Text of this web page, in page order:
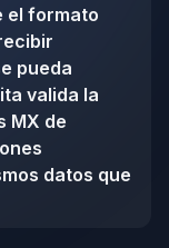
el formato
pueda
valida la
MX de
datos que